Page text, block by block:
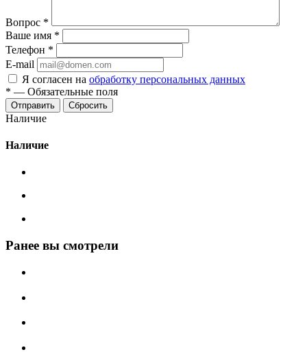
Вопрос *
Ваше имя *
Телефон *
E-mail
Я согласен на обработку персональных данных
* — Обязательные поля
Сбросить
Наличие
Наличие
Ранее вы смотрели